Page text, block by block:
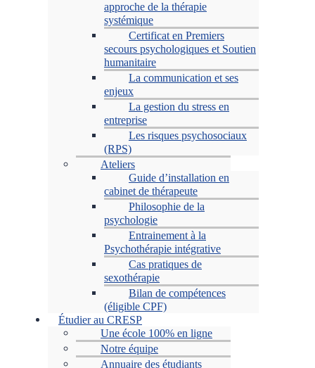
approche de la thérapie
systémique
Certificat en Premiers
secours psychologiques et Soutien
humanitaire
La communication et ses
enjeux
La gestion du stress en
entreprise
Les risques psychosociaux
(RPS)
Ateliers
Guide d’installation en
cabinet de thérapeute
Philosophie de la
psychologie
Entrainement à la
Psychothérapie intégrative
Cas pratiques de
sexothérapie
Bilan de compétences
(éligible CPF)
Étudier au CRESP
Une école 100% en ligne
Notre équipe
Annuaire des étudiants